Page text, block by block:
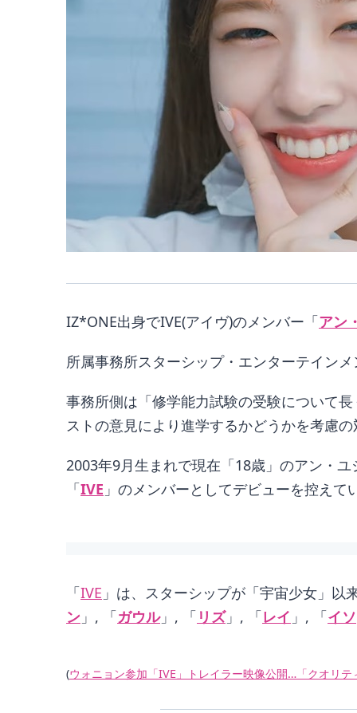
IZ*ONE出身でIVE(アイヴ)のメンバー「アン
所属事務所スターシップ・エンターテイン
事務所側は「修学能力試験の受験について
ストの意見により進学するかどうかを考慮
2003年9月生まれで現在「18歳」のアン・
「IVE 」のメンバーとしてデビューを控え
「IVE 」は、スターシップが「宇宙少女」
ン 」, 「ガウル」, 「 リズ」, 「レイ 」, 「イソ
(ウォニョン参加「IVE」トレイラー映像公開…「クオリ